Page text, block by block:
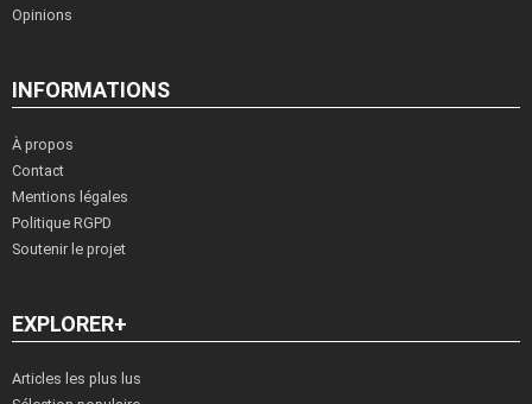
Opinions
INFORMATIONS
À propos
Contact
Mentions légales
Politique RGPD
Soutenir le projet
EXPLORER+
Articles les plus lus